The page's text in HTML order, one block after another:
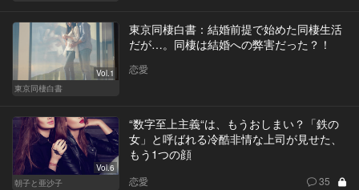
Vol.1
東京同棲白書
東京同棲白書：結婚前提で始めた同棲生活
だが…。同棲は結婚への弊害だった？！
恋愛
Vol.6
朝子と亜沙子
“数字至上主義“は、もうおしまい？「鉄の
女」と呼ばれる冷酷非情な上司が見せた、
もう1つの顔
恋愛 35